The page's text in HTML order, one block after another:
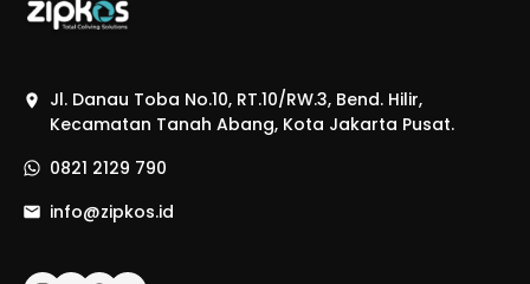
Jl. Danau Toba No.10, RT.10/RW.3, Bend. Hilir,
Kecamatan Tanah Abang, Kota Jakarta Pusat.
0821 2129 790
info@zipkos.id